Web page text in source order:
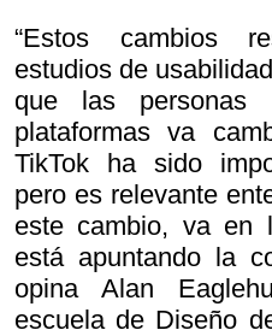
“Estos cambios
estudios de
que las personas
plataformas va
TikTok ha sido
pero es relevante
este cambio, va en
está apuntando la
opina Alan
escuela de Diseño